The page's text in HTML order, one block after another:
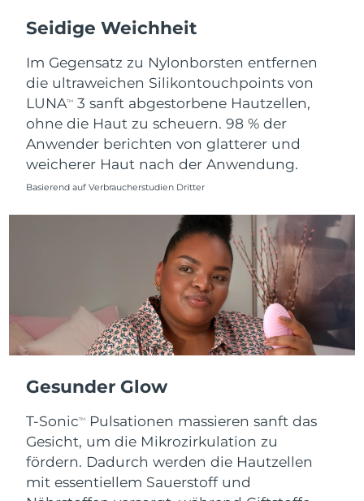
Seidige Weichheit
Im Gegensatz zu Nylonborsten entfernen
die ultraweichen Silikontouchpoints von
LUNATM
3 sanft abgestorbene Hautzellen,
ohne die Haut zu scheuern. 98 % der
Anwender berichten von glatterer und
weicherer Haut nach der Anwendung.
Basierend auf Verbraucherstudien Dritter
Gesunder Glow
T-SonicTM
Pulsationen massieren sanft das
Gesicht, um die Mikrozirkulation zu
fördern. Dadurch werden die Hautzellen
mit essentiellem Sauerstoff und
Singapur
Slowakei
Erwartete Lieferung
Slowenien
Erwartete Lieferung
09/08/2026
Südafrika
Erwartete Lieferung
11/08/2026
Erwartete Lieferung
09/08/2026
Schweden
Erwartete Lieferung
09/08/2026
Schweiz
Taiwan
Erwartete Lieferung
Thailand
Erwartete Lieferung